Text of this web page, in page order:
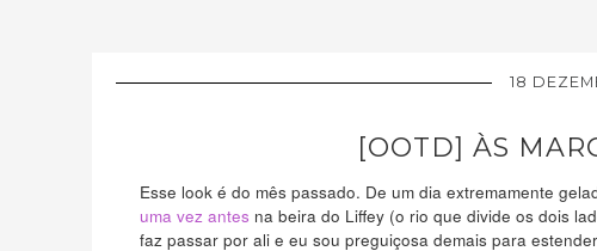
18
[OOTD] ÀS
Esse look é do mês passado. De um dia extremamente
uma vez antes na beira do Liffey (o rio que divide os dois
faz passar por ali e eu sou preguiçosa demais para